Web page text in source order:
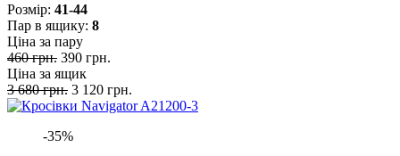
Розмiр: 41-44
Пар в ящику: 8
Ціна за пару
460 грн. 390 грн.
Ціна за ящик
3 680 грн. 3 120 грн.
-35%